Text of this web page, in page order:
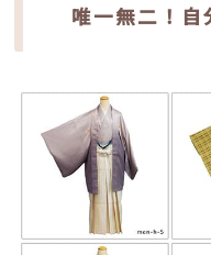
唯一無二！自